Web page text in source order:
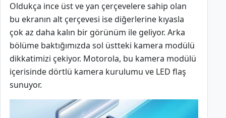
Oldukça ince üst ve yan çerçevelere sahip olan
bu ekranın alt çerçevesi ise diğerlerine kıyasla
çok az daha kalın bir görünüm ile geliyor. Arka
bölüme baktığımızda sol üstteki kamera modülü
dikkatimizi çekiyor. Motorola, bu kamera modülü
içerisinde dörtlü kamera kurulumu ve LED flaş
sunuyor.